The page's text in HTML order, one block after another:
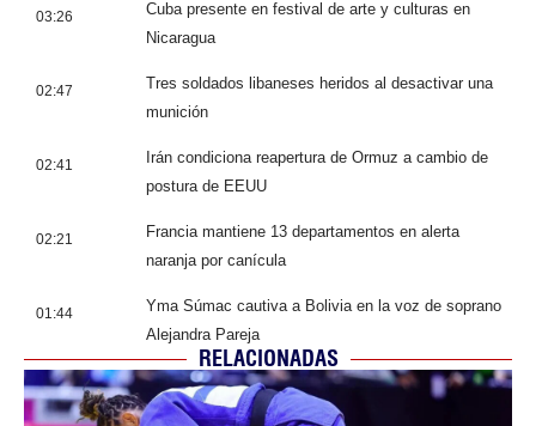
03:26
Cuba presente en festival de arte y culturas en
Nicaragua
02:47
Tres soldados libaneses heridos al desactivar una
munición
02:41
Irán condiciona reapertura de Ormuz a cambio de
postura de EEUU
02:21
Francia mantiene 13 departamentos en alerta
naranja por canícula
01:44
Yma Súmac cautiva a Bolivia en la voz de soprano
Alejandra Pareja
RELACIONADAS